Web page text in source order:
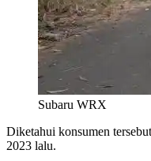
Subaru WRX
Diketahui konsumen
2023 lalu.